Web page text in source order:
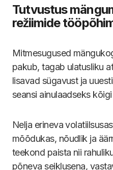
Tutvustus
režiimide
Mitmesugused
pakub, tagab ulatusliku
lisavad sügavust ja
seansi ainulaadseks
Nelja erineva
mõõdukas, nõudlik ja
teekond paista nii
põneva seiklusena,